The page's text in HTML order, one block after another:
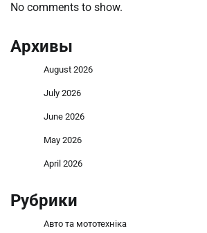
No comments to show.
Архивы
August 2026
July 2026
June 2026
May 2026
April 2026
Рубрики
Авто та мототехніка